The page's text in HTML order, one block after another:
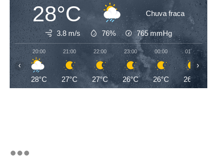
28°C Chuva fraca
3.8 m/s 76% 765mmHg
20:00
28°C
21:00
27°C
22:00
27°C
23:00
26°C
00:00
26°C
01:00
26°C
‹ ›